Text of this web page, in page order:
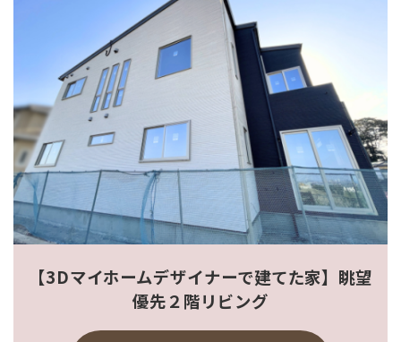
【3Dマイホームデザイナーで建てた家】眺望
優先２階リビング